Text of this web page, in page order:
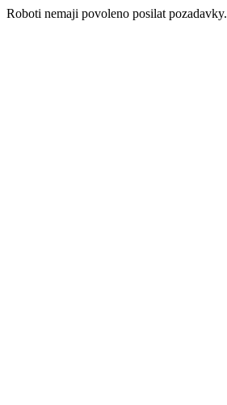
Roboti nemaji povoleno posilat pozadavky.